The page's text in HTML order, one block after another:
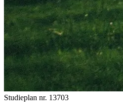
Studieplan nr. 13703